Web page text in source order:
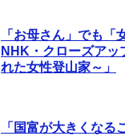
「お母さん」でも
NHK・クローズアッ
れた女性登山家～」
「国富が大きくな